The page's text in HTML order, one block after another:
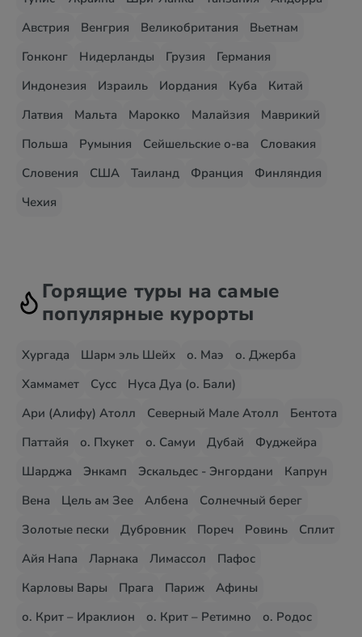
Австрия
Венгрия Великобритания
Вьетнам
Гонконг
Нидерланды Грузия
Германия
Индонезия
Израиль Иордания Куба
Китай
Латвия
Мальта Марокко Малайзия
Маврикий
Польша
Румыния Сейшельские о-ва
Словакия
Словения
США Таиланд Франция
Финляндия
Чехия
Горящие туры на самые
популярные курорты
Хургада Шарм эль Шейх о. Маэ
о. Джерба
Хаммамет
Сусс
Нуса Дуа (о. Бали)
Ари (Алифу) Атолл
Северный Мале Атолл
Бентота
Паттайя
о. Пхукет о. Самуи Дубай
Фуджейра
Шарджа
Энкамп Эскальдес - Энгордани
Капрун
Вена
Цель ам Зее Албена
Солнечный берег
Золотые пески
Дубровник Пореч Ровинь
Сплит
Айя Напа
Ларнака Лимассол
Пафос
Карловы Вары
Прага Париж
Афины
о. Крит – Ираклион
о. Крит – Ретимно
о. Родос